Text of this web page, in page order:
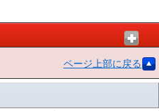
ページ上部に戻る